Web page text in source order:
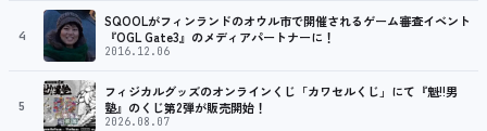
4
SQOOLがフィンランドのオウル市で開催されるゲーム審査イベント
『OGL Gate3』のメディアパートナーに！
2016.12.06
5
フィジカルグッズのオンラインくじ「カワセルくじ」にて『魁!!男
塾』のくじ第2弾が販売開始！
2026.08.07